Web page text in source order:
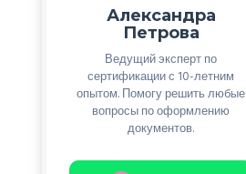
Александра
Петрова
Ведущий эксперт по
сертификации с 10-летним
опытом. Помогу решить любые
вопросы по оформлению
документов.